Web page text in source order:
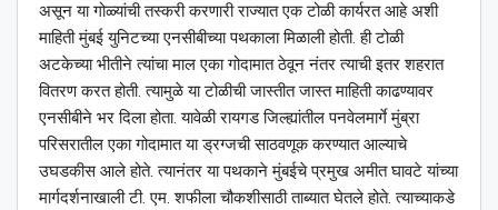
असून या गोळ्यांची तस्करी करणारी राज्यात एक टोळी कार्यरत आहे अशी
माहिती मुंबई युनिटच्या एनसीबीच्या पथकाला मिळाली होती. ही टोळी
अटकेच्या भीतीने त्यांचा माल एका गोदामात ठेवून नंतर त्याची इतर शहरात
वितरण करत होती. त्यामुळे या टोळीची जास्तीत जास्त माहिती काढण्यावर
एनसीबीने भर दिला होता. यावेळी रायगड जिल्ह्यांतील पनवेलमार्गे मुंब्रा
परिसरातील एका गोदामात या ड्रग्जची साठवणूक करण्यात आल्याचे
उघडकीस आले होते. त्यानंतर या पथकाने मुंबईचे प्रमुख अमीत घावटे यांच्या
मार्गदर्शनाखाली टी. एम. शफीला चौकशीसाठी ताब्यात घेतले होते. त्याच्याकडे